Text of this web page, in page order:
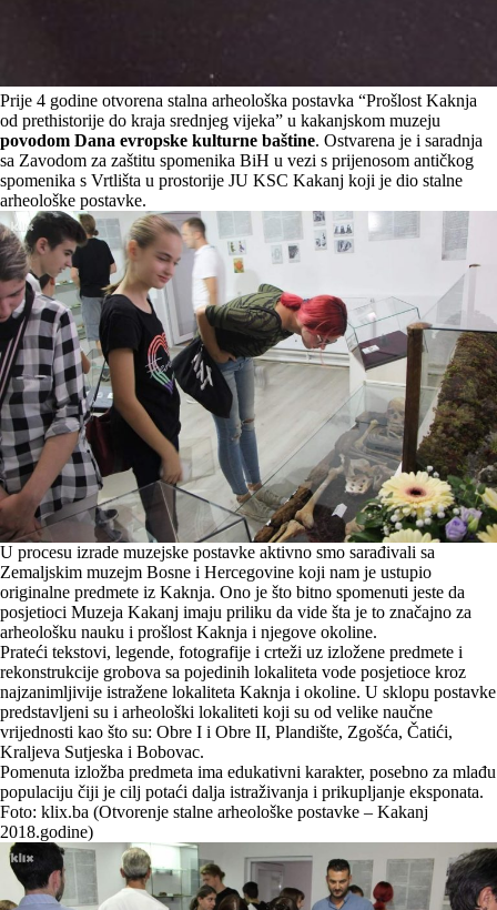
Prije 4 godine otvorena stalna arheološka postavka “Prošlost Kaknja
od prethistorije do kraja srednjeg vijeka” u kakanjskom muzeju
povodom Dana evropske kulturne baštine. Ostvarena je i saradnja
sa Zavodom za zaštitu spomenika BiH u vezi s prijenosom antičkog
spomenika s Vrtlišta u prostorije JU KSC Kakanj koji je dio stalne
arheološke postavke.
U procesu izrade muzejske postavke aktivno smo sarađivali sa
Zemaljskim muzejm Bosne i Hercegovine koji nam je ustupio
originalne predmete iz Kaknja. Ono je što bitno spomenuti jeste da
posjetioci Muzeja Kakanj imaju priliku da vide šta je to značajno za
arheološku nauku i prošlost Kaknja i njegove okoline.
Prateći tekstovi, legende, fotografije i crteži uz izložene predmete i
rekonstrukcije grobova sa pojedinih lokaliteta vode posjetioce kroz
najzanimljivije istražene lokaliteta Kaknja i okoline. U sklopu postavke
predstavljeni su i arheološki lokaliteti koji su od velike naučne
vrijednosti kao što su: Obre I i Obre II, Plandište, Zgošća, Čatići,
Kraljeva Sutjeska i Bobovac.
Pomenuta izložba predmeta ima edukativni karakter, posebno za mlađu
populaciju čiji je cilj potaći dalja istraživanja i prikupljanje eksponata.
Foto: klix.ba (Otvorenje stalne arheološke postavke – Kakanj
2018.godine)